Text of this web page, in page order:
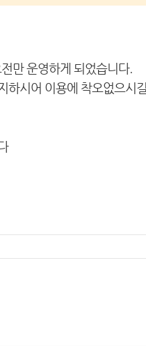
전만 운영하게 되었습니다.
하시어 이용에 착오없으시